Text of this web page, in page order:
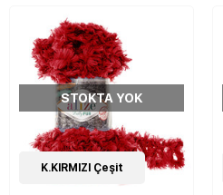
14Çeşit
STOKTA YOK
K.KIRMIZI Çeşit